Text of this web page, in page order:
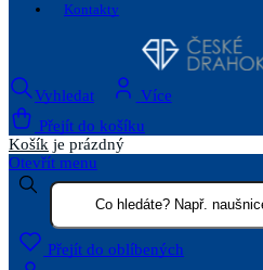
Kontakty
Vyhledat
Více
Přejít do košíku
Košík je prázdný
Otevřít menu
Přejít do oblíbených